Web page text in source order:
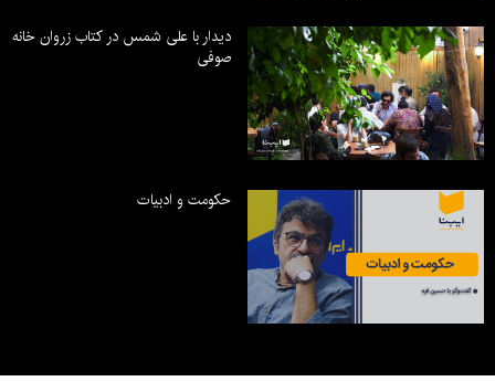
دیدار با علی شمس در کتاب زروان خانه
صوفی
حکومت و ادبیات